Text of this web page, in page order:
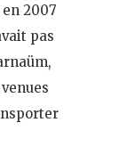
2007
pas